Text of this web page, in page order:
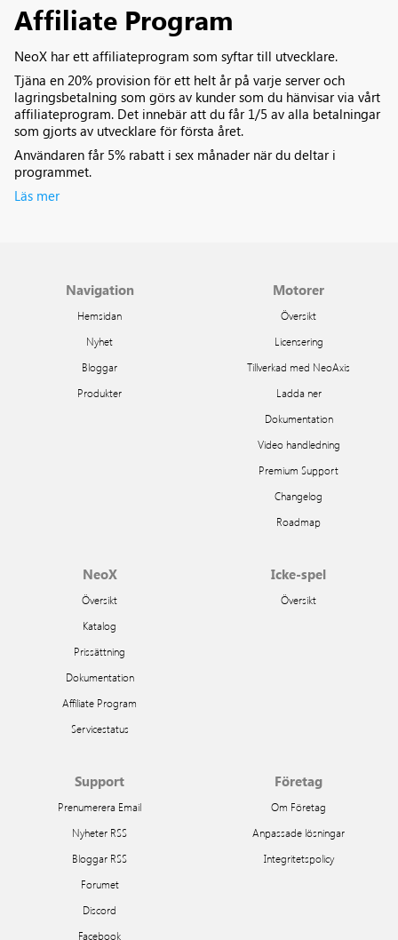
Affiliate Program
NeoX har ett affiliateprogram som syftar till utvecklare.
Tjäna en 20% provision för ett helt år på varje server och
lagringsbetalning som görs av kunder som du hänvisar via vårt
affiliateprogram. Det innebär att du får 1/5 av alla betalningar
som gjorts av utvecklare för första året.
Användaren får 5% rabatt i sex månader när du deltar i
programmet.
Läs mer
Navigation
Hemsidan
Nyhet
Bloggar
Produkter
Motorer
Översikt
Licensering
Tillverkad med NeoAxis
Ladda ner
Dokumentation
Video handledning
Premium Support
Changelog
Roadmap
NeoX
Översikt
Katalog
Prissättning
Dokumentation
Affiliate Program
Servicestatus
Icke-spel
Översikt
Support
Prenumerera Email
Nyheter RSS
Bloggar RSS
Forumet
Discord
Facebook
Företag
Om Företag
Anpassade lösningar
Integritetspolicy